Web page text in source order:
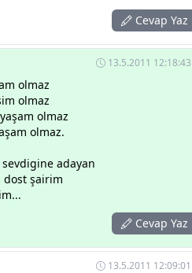
Cevap Yaz
13.5.2011 12:18:43
olmaz
olmaz
olmaz
olmaz.
adayan
dost şairim
Cevap Yaz
13.5.2011 12:09:01